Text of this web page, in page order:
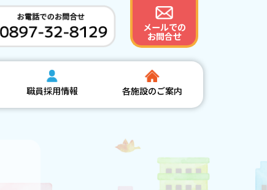
メールでの
お問合せ
職員採用情報 各施設のご案内